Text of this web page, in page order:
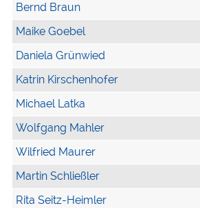
Bernd Braun
Maike Goebel
Daniela Grünwied
Katrin Kirschenhofer
Michael Latka
Wolfgang Mahler
Wilfried Maurer
Martin Schließler
Rita Seitz-Heimler